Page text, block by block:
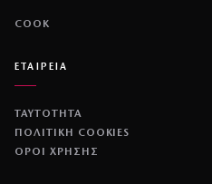
COOK
ΕΤΑΙΡΕΙΑ
ΤΑΥΤΟΤΗΤΑ
ΠΟΛΙΤΙΚΉ COOKIES
ΌΡΟΙ ΧΡΉΣΗΣ